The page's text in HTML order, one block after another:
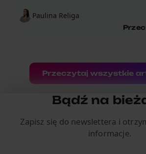
Paulina Religa
Przeczytaj wszystkie
Bądź na
Zapisz się do newslettera i
informacje.